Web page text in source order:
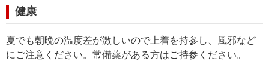
健康
夏でも朝晩の温度差が激しいので上着を持参し、風邪など
にご注意ください。常備薬がある方はご持参ください。